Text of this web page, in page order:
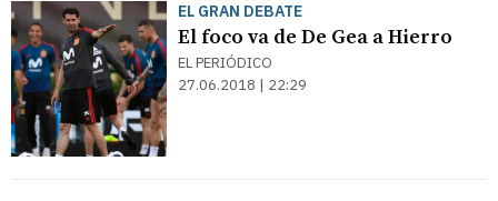
EL GRAN DEBATE
El foco va de De Gea a Hierro
EL PERIÓDICO
27.06.2018 | 22:29